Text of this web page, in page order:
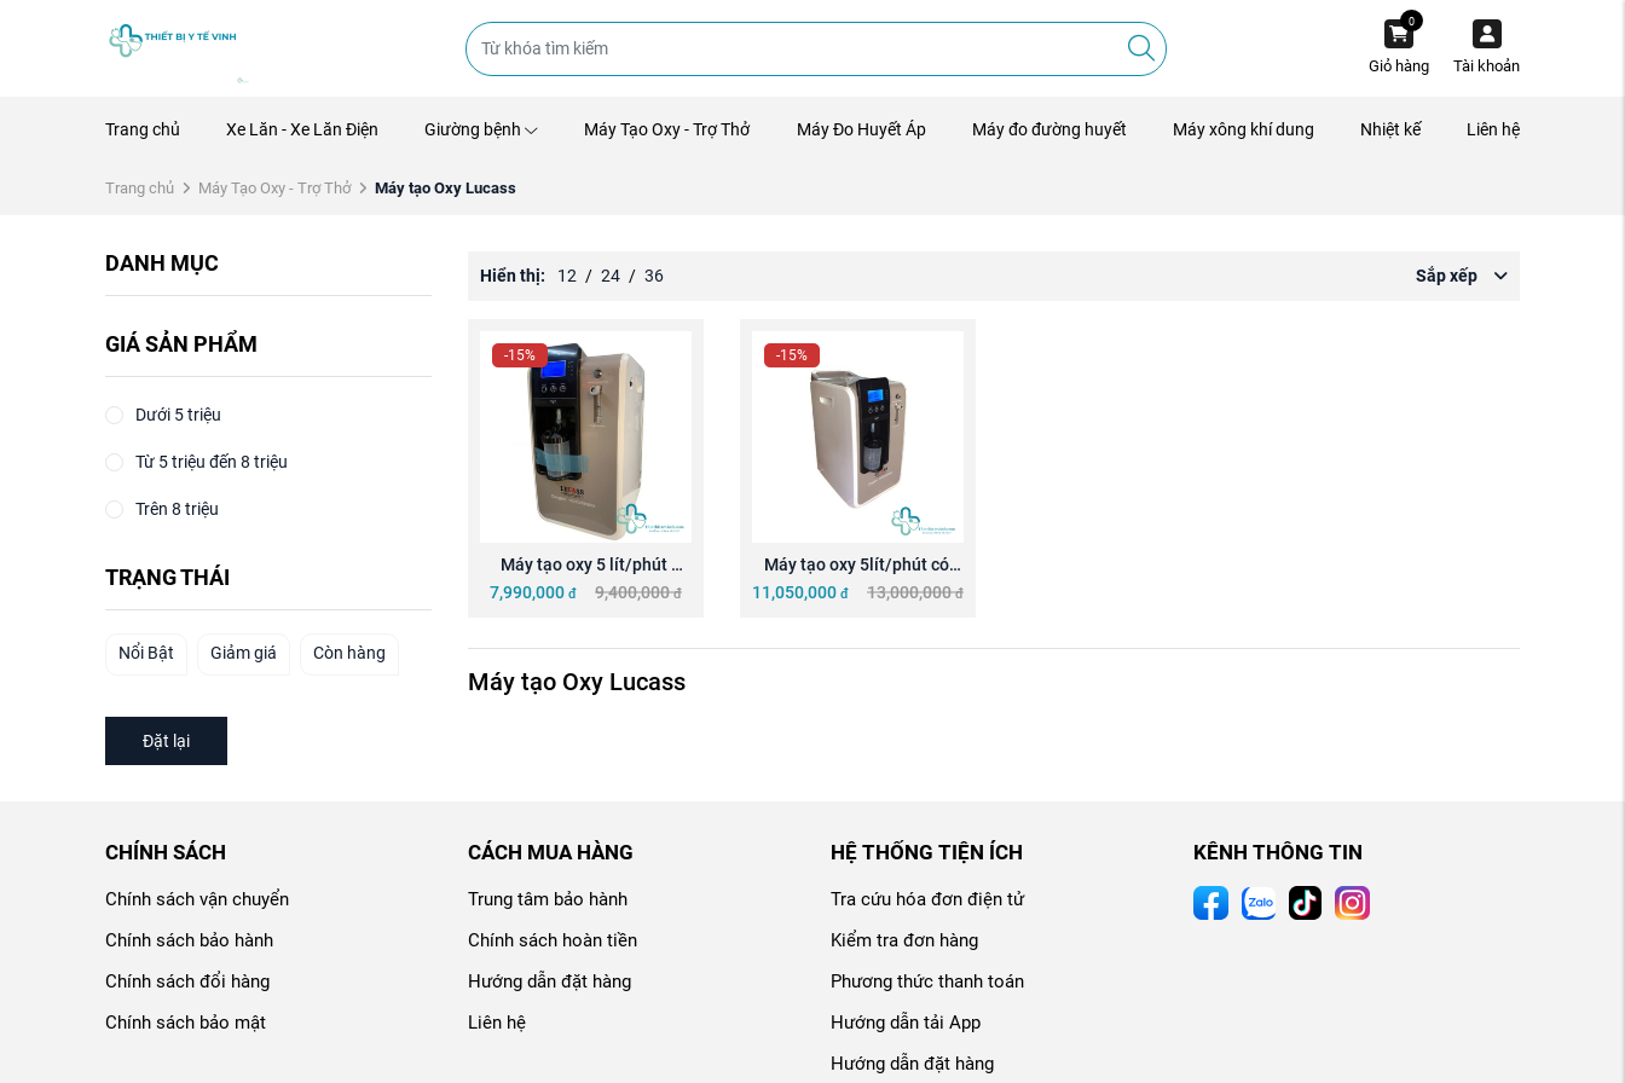
Tài khoản
0
Giỏ hàng
Trang chủ Xe Lăn - Xe Lăn Điện Giường bệnh Máy Tạo Oxy - Trợ Thở Máy Đo Huyết Áp Máy đo đường huyết Máy xông khí dung Nhiệt kế Liên hệ
Trang chủ Máy Tạo Oxy - Trợ Thở Máy tạo Oxy Lucass
DANH MỤC
GIÁ SẢN PHẨM
Dưới 5 triệu
Từ 5 triệu đến 8 triệu
Trên 8 triệu
TRẠNG THÁI
Nổi Bật Giảm giá Còn hàng
Đặt lại
Hiển thị: 12 / 24 / 36 Sắp xếp
-15%
Máy tạo oxy 5 lít/phút
Lucass SZ-5AW  xông khí ...
7,990,000 đ 9,400,000 đ
-15%
Máy tạo oxy 5lít/phút có
xông khí dung LUCASS ...
11,050,000 đ 13,000,000 đ
Máy tạo Oxy Lucass
CHÍNH SÁCH
Chính sách vận chuyển
Chính sách bảo hành
Chính sách đổi hàng
Chính sách bảo mật
CÁCH MUA HÀNG
Trung tâm bảo hành
Chính sách hoàn tiền
Hướng dẫn đặt hàng
Liên hệ
HỆ THỐNG TIỆN ÍCH
Tra cứu hóa đơn điện tử
Kiểm tra đơn hàng
Phương thức thanh toán
Hướng dẫn tải App
Hướng dẫn đặt hàng
KÊNH THÔNG TIN